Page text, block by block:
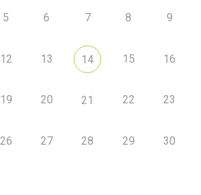
5 6 7 8 9
12 13 14 15 16
19 20 21 22 23
26 27 28 29 30